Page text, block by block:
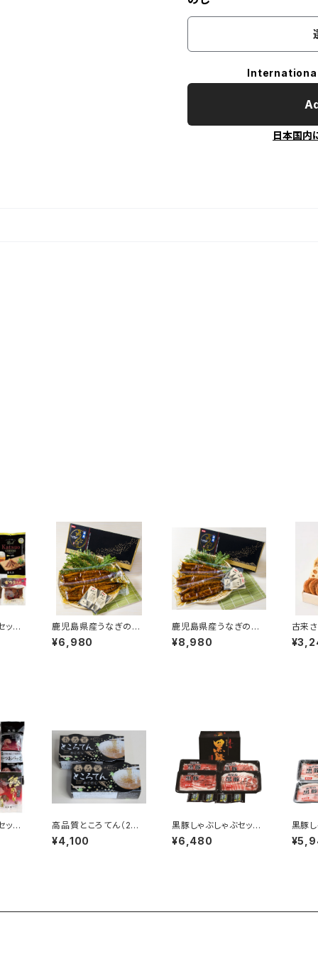
日本国内
ット
鹿児島県産うなぎの蒲
焼 2尾セット [UNG-1]
¥6,980
鹿児島県産うなぎの蒲
焼 3尾セット [UNG-2]
¥8,980
古来
［あ-
ット
高品質ところてん（2個
入り×8セット）
¥4,100
黒豚しゃぶしゃぶセット
［NNF-3231］
¥6,480
黒豚し
［